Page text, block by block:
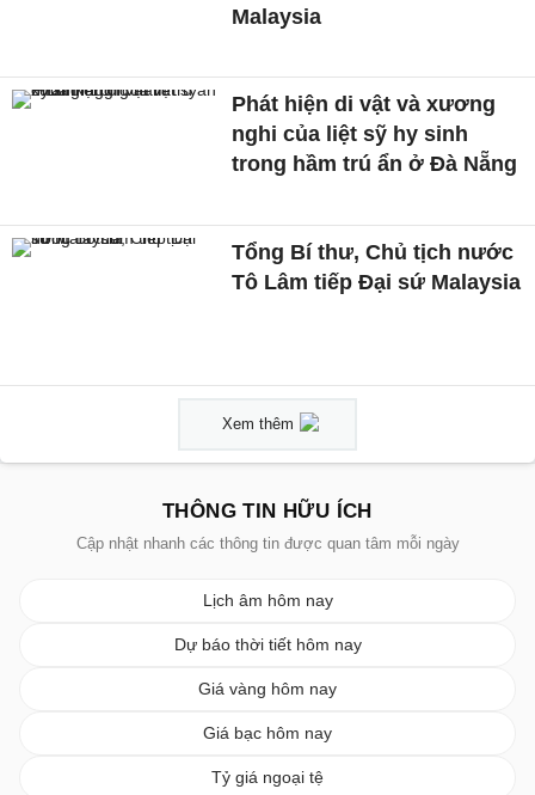
Malaysia
Phát hiện di vật và xương
nghi của liệt sỹ hy sinh
trong hầm trú ẩn ở Đà Nẵng
Tổng Bí thư, Chủ tịch nước
Tô Lâm tiếp Đại sứ Malaysia
Xem thêm
THÔNG TIN HỮU ÍCH
Cập nhật nhanh các thông tin được quan tâm mỗi ngày
Lịch âm hôm nay
Dự báo thời tiết hôm nay
Giá vàng hôm nay
Giá bạc hôm nay
Tỷ giá ngoại tệ